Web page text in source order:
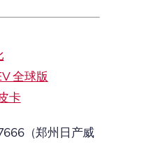
全球版
卡
（郑州日产威